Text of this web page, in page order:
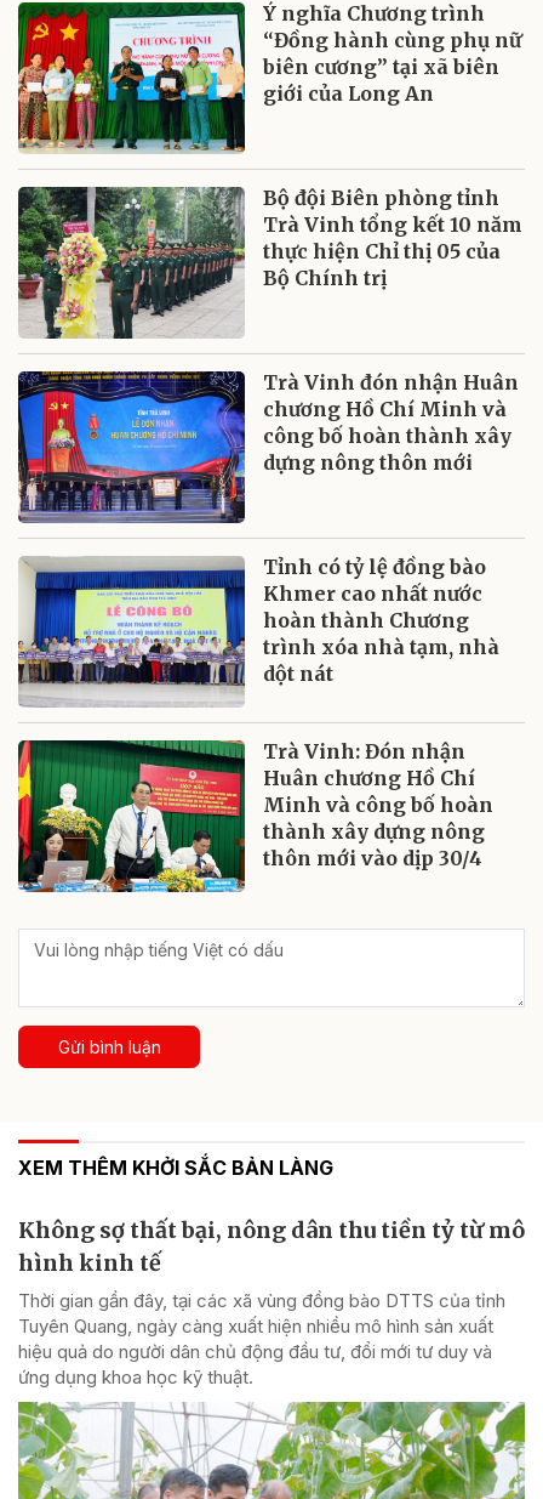
Ý nghĩa Chương trình
“Đồng hành cùng phụ nữ
biên cương” tại xã biên
giới của Long An
Bộ đội Biên phòng tỉnh
Trà Vinh tổng kết 10 năm
thực hiện Chỉ thị 05 của
Bộ Chính trị
Trà Vinh đón nhận Huân
chương Hồ Chí Minh và
công bố hoàn thành xây
dựng nông thôn mới
Tỉnh có tỷ lệ đồng bào
Khmer cao nhất nước
hoàn thành Chương
trình xóa nhà tạm, nhà
dột nát
Trà Vinh: Đón nhận
Huân chương Hồ Chí
Minh và công bố hoàn
thành xây dựng nông
thôn mới vào dịp 30/4
Gửi bình luận
XEM THÊM KHỞI SẮC BẢN LÀNG
Không sợ thất bại, nông dân thu tiền tỷ từ mô
hình kinh tế
Thời gian gần đây, tại các xã vùng đồng bào DTTS của tỉnh
Tuyên Quang, ngày càng xuất hiện nhiều mô hình sản xuất
hiệu quả do người dân chủ động đầu tư, đổi mới tư duy và
ứng dụng khoa học kỹ thuật.